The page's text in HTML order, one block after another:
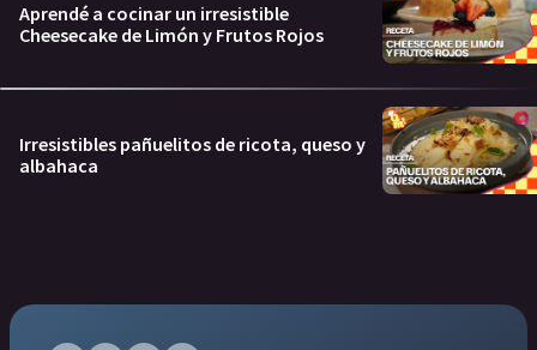
Aprendé a cocinar un irresistible
Cheesecake de Limón y Frutos Rojos
Irresistibles pañuelitos de ricota, queso y
albahaca